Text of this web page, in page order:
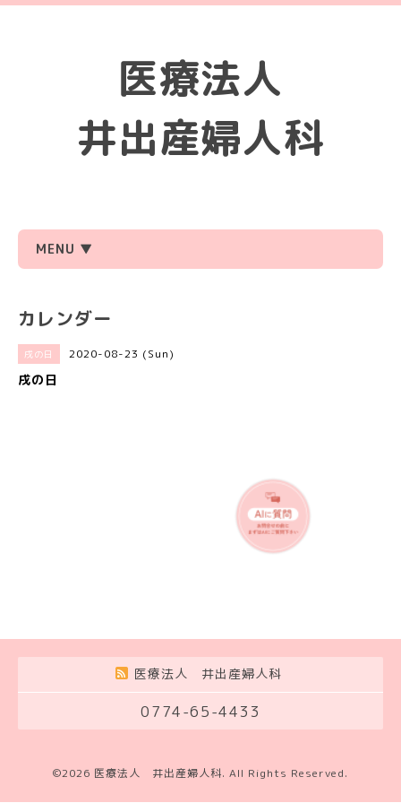
医療法人
井出産婦人科
MENU ▼
カレンダー
戌の日 2020-08-23 (Sun)
戌の日
医療法人 井出産婦人科
0774-65-4433
©2026 医療法人 井出産婦人科. All Rights Reserved.